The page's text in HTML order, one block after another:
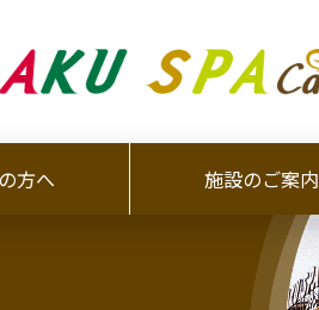
方へ 施設のご案内